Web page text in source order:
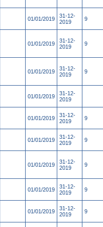
01/01/2019
31-12-
2019
9
01/01/2019
31-12-
2019
9
01/01/2019
31-12-
2019
9
01/01/2019
31-12-
2019
01/01/2019
31-12-
2019
9
01/01/2019
31-12-
2019
9
01/01/2019
31-12-
2019
9
01/01/2019
31-12-
2019
9
01/01/2019
31-12-
2019
9